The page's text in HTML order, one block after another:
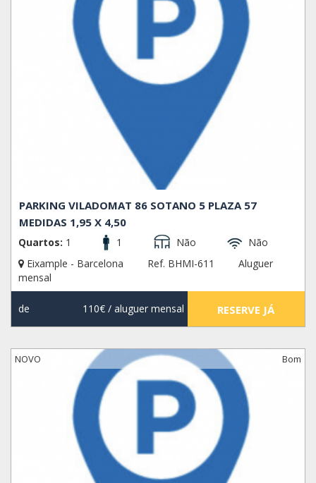
PARKING VILADOMAT 86 SOTANO 5 PLAZA 57
MEDIDAS 1,95 X 4,50
Quartos: 1 1 Não
Não
Eixample - Barcelona
Ref. BHMI-611
Aluguer
mensal
de 110€/ aluguer mensal RESERVE JÁ
NOVO Bom